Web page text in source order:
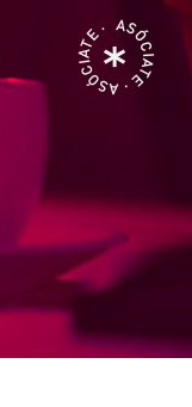
ASÓCIATE · ASÓCIATE ·